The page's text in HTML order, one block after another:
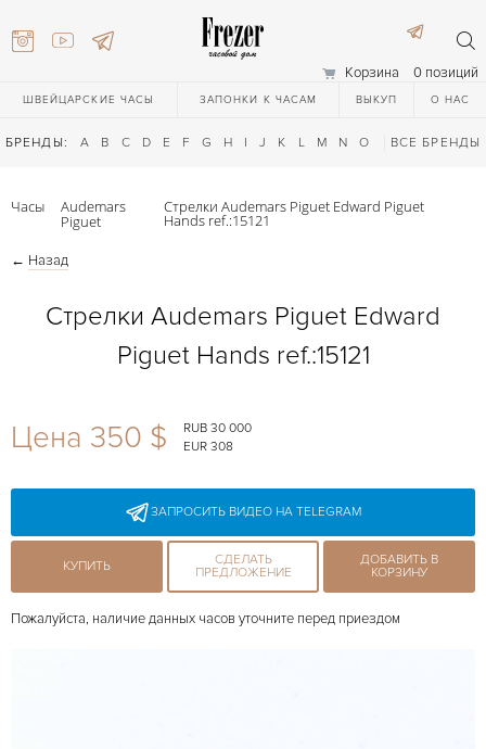
Корзина 0 позиций
ШВЕЙЦАРСКИЕ ЧАСЫ ЗАПОНКИ К ЧАСАМ ВЫКУП О НАС
БРЕНДЫ: A B C D E F G H I J K L M N O Q R S T
ВСЕ БРЕНДЫ
27-44
Часы Audemars
Piguet
Стрелки Audemars Piguet Edward Piguet
Hands ref.:15121
← Назад
Стрелки Audemars Piguet Edward
Piguet Hands ref.:15121
Цена 350 $
RUB 30 000
EUR 308
ЗАПРОСИТЬ ВИДЕО НА TELEGRAM
КУПИТЬ
СДЕЛАТЬ
ПРЕДЛОЖЕНИЕ
ДОБАВИТЬ В
КОРЗИНУ
Пожалуйста, наличие данных часов уточните перед приездом